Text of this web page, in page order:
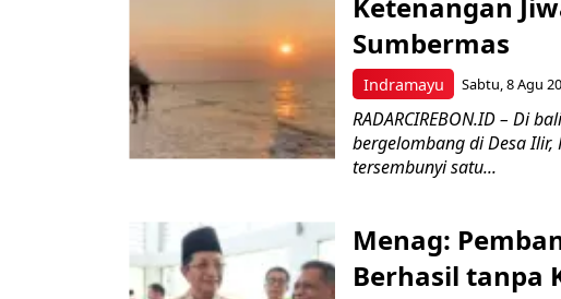
Indramayu
Sumbermas
Sabtu, 8 Agu
RADARCIREBON.ID – Di
bergelombang di Desa
tersembunyi satu...
Menag:
Berhasil tanpa